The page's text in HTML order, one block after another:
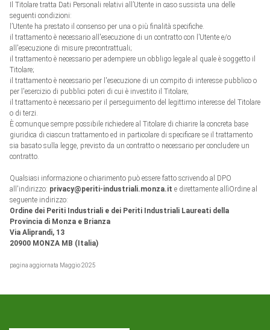
Il Titolare tratta Dati Personali relativi all’Utente in caso sussista una delle
seguenti condizioni:
l’Utente ha prestato il consenso per una o più finalità specifiche.
il trattamento è necessario all'esecuzione di un contratto con l’Utente e/o
all'esecuzione di misure precontrattuali;
il trattamento è necessario per adempiere un obbligo legale al quale è soggetto il
Titolare;
il trattamento è necessario per l'esecuzione di un compito di interesse pubblico o
per l'esercizio di pubblici poteri di cui è investito il Titolare;
il trattamento è necessario per il perseguimento del legittimo interesse del Titolare
o di terzi.
È comunque sempre possibile richiedere al Titolare di chiarire la concreta base
giuridica di ciascun trattamento ed in particolare di specificare se il trattamento
sia basato sulla legge, previsto da un contratto o necessario per concludere un
contratto.
Qualsiasi informazione o chiarimento può essere fatto scrivendo al DPO
all'indirizzo: privacy@periti-industriali.monza.it e direttamente allìOrdine al
seguente indirizzo:
Ordine dei Periti Industriali e dei Periti Industriali Laureati della
Provincia di Monza e Brianza
Via Aliprandi, 13
20900 MONZA MB (Italia)
pagina aggiornata Maggio 2025